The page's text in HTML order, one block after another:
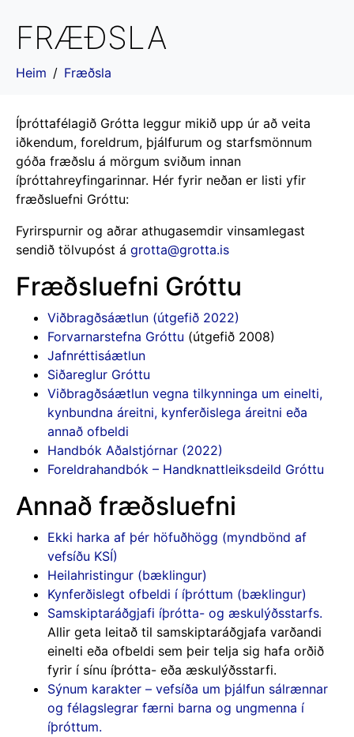
FRÆÐSLA
Heim Fræðsla
Íþróttafélagið Grótta leggur mikið upp úr að veita
iðkendum, foreldrum, þjálfurum og starfsmönnum
góða fræðslu á mörgum sviðum innan
íþróttahreyfingarinnar. Hér fyrir neðan er listi yfir
fræðsluefni Gróttu:
Fyrirspurnir og aðrar athugasemdir vinsamlegast
sendið tölvupóst á grotta@grotta.is
Fræðsluefni Gróttu
Viðbragðsáætlun (útgefið 2022)
Forvarnarstefna Gróttu (útgefið 2008)
Jafnréttisáætlun
Siðareglur Gróttu
Viðbragðsáætlun vegna tilkynninga um einelti,
kynbundna áreitni, kynferðislega áreitni eða
annað ofbeldi
Handbók Aðalstjórnar (2022)
Foreldrahandbók – Handknattleiksdeild Gróttu
Annað fræðsluefni
Ekki harka af þér höfuðhögg (myndbönd af
vefsíðu KSÍ)
Heilahristingur (bæklingur)
Kynferðislegt ofbeldi í íþróttum (bæklingur)
Samskiptaráðgjafi íþrótta- og æskulýðsstarfs.
Allir geta leitað til samskiptaráðgjafa varðandi
einelti eða ofbeldi sem þeir telja sig hafa orðið
fyrir í sínu íþrótta- eða æskulýðsstarfi.
Sýnum karakter – vefsíða um þjálfun sálrænnar
og félagslegrar færni barna og ungmenna í
íþróttum.